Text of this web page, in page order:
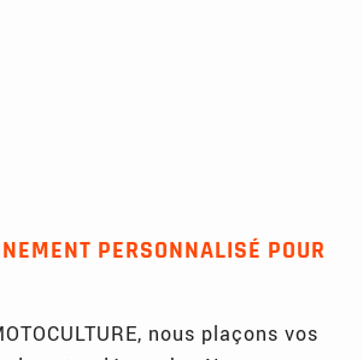
PERSONNALISÉ POUR
nous plaçons vos